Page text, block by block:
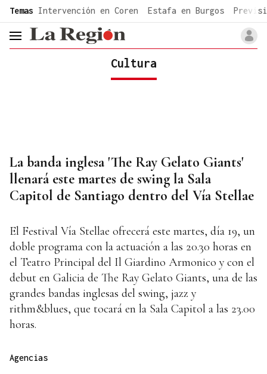
common.go-to-content
Temas Intervención en Coren Estafa en Burgos
header.menu.open
Cultura
La banda inglesa 'The Ray Gelato Giants'
llenará este martes de swing la Sala
Capitol de Santiago dentro del Vía Stellae
El Festival Vía Stellae ofrecerá este martes, día 19, un
doble programa con la actuación a las 20.30 horas en
el Teatro Principal del Il Giardino Armonico y con el
debut en Galicia de The Ray Gelato Giants, una de las
grandes bandas inglesas del swing, jazz y
rithm&blues, que tocará en la Sala Capitol a las 23.00
horas.
Agencias